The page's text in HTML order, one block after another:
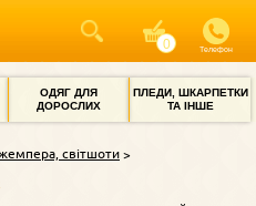
Телефон
ОДЯГ ДЛЯ
ДОРОСЛИХ
ПЛЕДИ, ШКАРПЕТКИ
ТА ІНШЕ
світшоти